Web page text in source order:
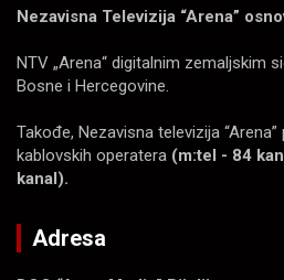
Nezavisna Televizija “Arena”
NTV „Arena“ digitalnim zemaljskim
Bosne i Hercegovine.
Takođe, Nezavisna televizija
kablovskih operatera (m:tel - 84
kanal).
Adresa